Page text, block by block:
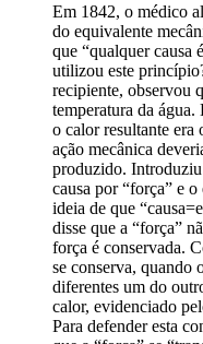
Em 1842, o médico
do equivalente
que “qualquer causa
utilizou este
recipiente, observou
temperatura da água.
o calor resultante era
ação mecânica
produzido.
causa por “força” e
ideia de que
disse que a “força”
força é conservada.
se conserva, quando
diferentes um do
calor, evidenciado
Para defender esta